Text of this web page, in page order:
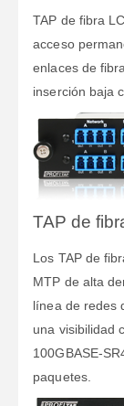
TAP de fibra
acceso
enlaces de
inserción baja
TAP de
Los TAP de
MTP de alta
línea de redes
una visibilidad
100GBASE-
paquetes.